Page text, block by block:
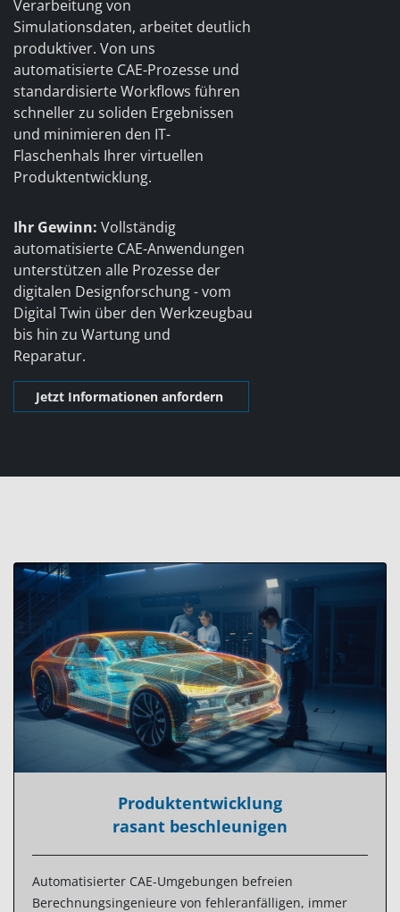
Verarbeitung von
Simulationsdaten, arbeitet deutlich
produktiver. Von uns
automatisierte CAE-Prozesse und
standardisierte Workflows führen
schneller zu soliden Ergebnissen
und minimieren den IT-
Flaschenhals Ihrer virtuellen
Produktentwicklung.
Ihr Gewinn: Vollständig
automatisierte CAE-Anwendungen
unterstützen alle Prozesse der
digitalen Designforschung - vom
Digital Twin über den Werkzeugbau
bis hin zu Wartung und
Reparatur.
Jetzt Informationen anfordern
Produktentwicklung
rasant beschleunigen
Automatisierter CAE-Umgebungen befreien
Berechnungsingenieure von fehleranfälligen, immer